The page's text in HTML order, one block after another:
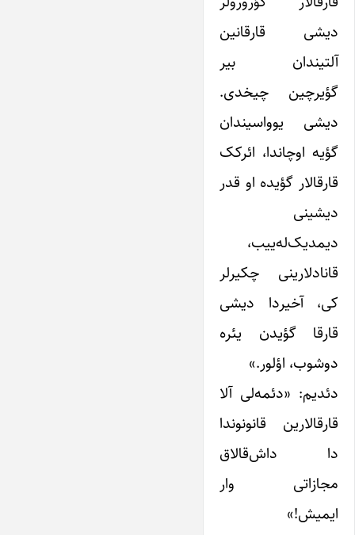
دیشی قارقانین
آلتیندان بیر
گؤیرچین چیخدی.
دیشی یوواسیندان
گؤیه اوچاندا، ائرکک
قارقالار گؤیده او قدر
دیشینی
دیمدیک‌له‌ییب،
قانادلارینی چکیرلر
کی، آخیردا دیشی
قارقا گؤیدن یئره
دوشوب، اؤلور.»
دئدیم: «دئمه‌لی آلا
قارقالارین قانونوندا
دا داش‌قالاق
مجازاتی وار
ایمیش!»